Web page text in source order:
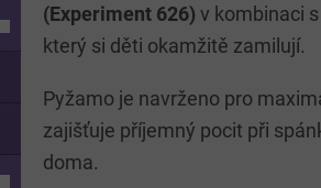
(Experiment 626) v kombinaci
který si děti okamžitě zamilují.
Pyžamo je navrženo pro
zajišťuje příjemný pocit při
doma.